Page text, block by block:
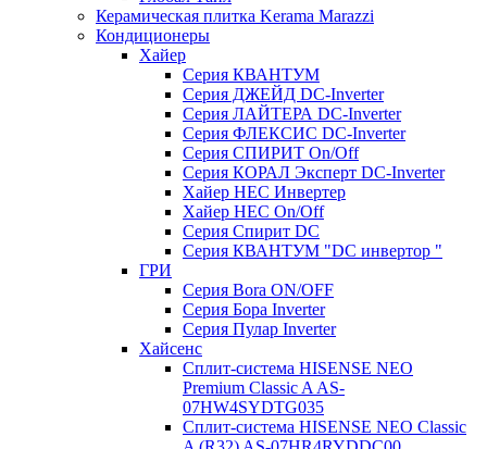
Керамическая плитка Kerama Marazzi
Кондиционеры
Хайер
Серия КВАНТУМ
Серия ДЖЕЙД DC-Inverter
Серия ЛАЙТЕРА DC-Inverter
Серия ФЛЕКСИС DC-Inverter
Серия СПИРИТ On/Off
Серия КОРАЛ Эксперт DC-Inverter
Хайер HEC Инвертер
Хайер HEC On/Off
Серия Спирит DC
Серия КВАНТУМ "DC инвертор "
ГРИ
Серия Bora ON/OFF
Серия Бора Inverter
Серия Пулар Inverter
Хайсенс
Сплит-система HISENSE NEO
Premium Classic A AS-
07HW4SYDTG035
Сплит-система HISENSE NEO Classic